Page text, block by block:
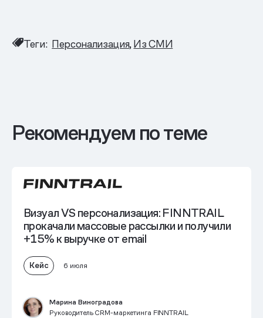
Теги: Персонализация Из СМИ
Рекомендуем по теме
Визуал VS персонализация: FINNTRAIL
прокачали массовые рассылки и получили
+15% к выручке от email
Кейс 6 июля
Марина Виноградова
Руководитель CRM-маркетинга FINNTRAIL